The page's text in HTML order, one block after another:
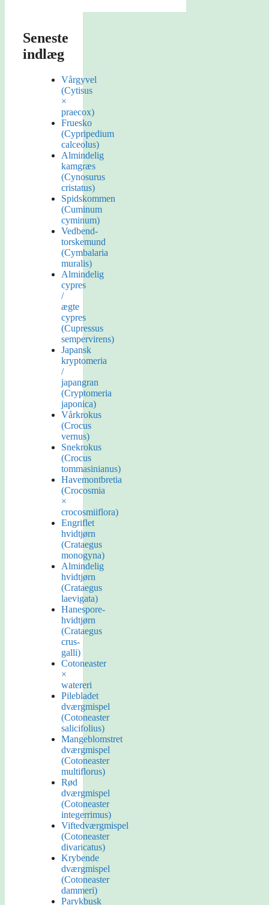
Seneste
indlæg
Vårgyvel
(Cytisus
×
praecox)
Fruesko
(Cypripedium
calceolus)
Almindelig
kamgræs
(Cynosurus
cristatus)
Spidskommen
(Cuminum
cyminum)
Vedbend-
torskemund
(Cymbalaria
muralis)
Almindelig
cypres
/
ægte
cypres
(Cupressus
sempervirens)
Japansk
kryptomeria
/
japangran
(Cryptomeria
japonica)
Vårkrokus
(Crocus
vernus)
Snekrokus
(Crocus
tommasinianus)
Havemontbretia
(Crocosmia
×
crocosmiiflora)
Engriflet
hvidtjørn
(Crataegus
monogyna)
Almindelig
hvidtjørn
(Crataegus
laevigata)
Hanespore-
hvidtjørn
(Crataegus
crus-
galli)
Cotoneaster
×
watereri
Pilebladet
dværgmispel
(Cotoneaster
salicifolius)
Mangeblomstret
dværgmispel
(Cotoneaster
multiflorus)
Rød
dværgmispel
(Cotoneaster
integerrimus)
Viftedværgmispel
(Cotoneaster
divaricatus)
Krybende
dværgmispel
(Cotoneaster
dammeri)
Parykbusk